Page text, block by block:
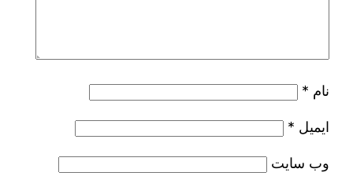
نام *
ایمیل *
وب‌ سایت